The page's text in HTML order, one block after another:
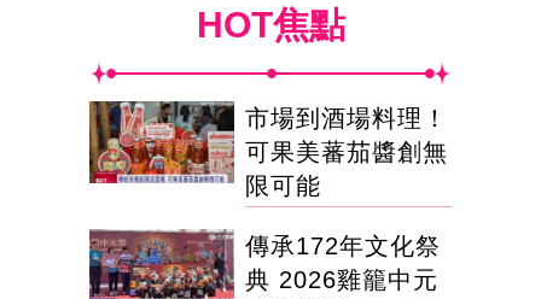
HOT焦點
市場到酒場料理！
可果美蕃茄醬創無
限可能
傳承172年文化祭
典 2026雞籠中元